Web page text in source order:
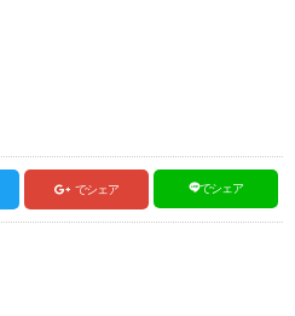
でシェア でシェア